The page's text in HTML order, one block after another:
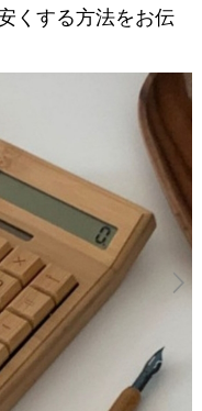
くする方法をお伝